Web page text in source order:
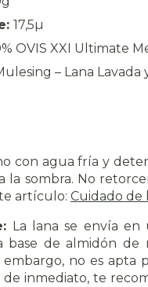
17,5µ
OVIS XXI Ultimate
– Lana Lavada
con agua fría y
la sombra. No
artículo: Cuidado de
La lana se envía en
base de almidón de
embargo, no es apta
de inmediato, te